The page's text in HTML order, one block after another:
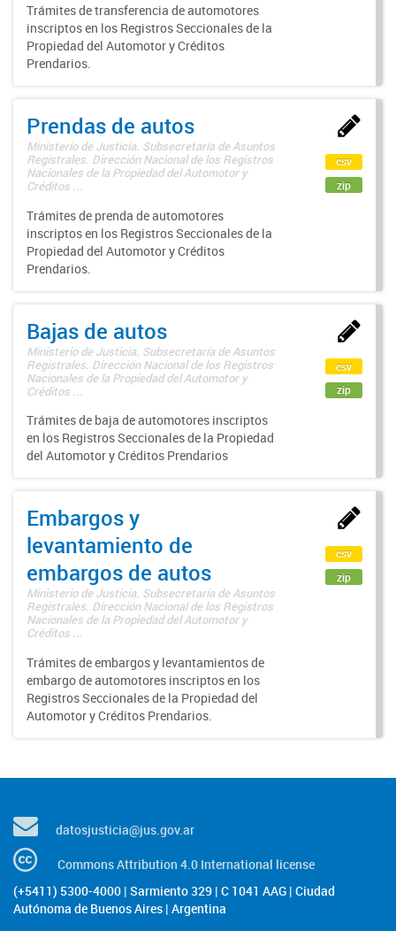
Trámites de transferencia de automotores
inscriptos en los Registros Seccionales de la
Propiedad del Automotor y Créditos
Prendarios.
Prendas de autos
Ministerio de Justicia. Subsecretaría de Asuntos
Registrales. Dirección Nacional de los Registros
Nacionales de la Propiedad del Automotor y
Créditos ...
Trámites de prenda de automotores
inscriptos en los Registros Seccionales de la
Propiedad del Automotor y Créditos
Prendarios.
csv
zip
Bajas de autos
Ministerio de Justicia. Subsecretaría de Asuntos
Registrales. Dirección Nacional de los Registros
Nacionales de la Propiedad del Automotor y
Créditos ...
Trámites de baja de automotores inscriptos
en los Registros Seccionales de la Propiedad
del Automotor y Créditos Prendarios
csv
zip
Embargos y
levantamiento de
embargos de autos
Ministerio de Justicia. Subsecretaría de Asuntos
Registrales. Dirección Nacional de los Registros
Nacionales de la Propiedad del Automotor y
Créditos ...
Trámites de embargos y levantamientos de
embargo de automotores inscriptos en los
Registros Seccionales de la Propiedad del
Automotor y Créditos Prendarios.
csv
zip
datosjusticia@jus.gov.ar
Commons Attribution 4.0 International license
(+5411) 5300-4000 | Sarmiento 329 | C 1041 AAG | Ciudad
Autónoma de Buenos Aires | Argentina